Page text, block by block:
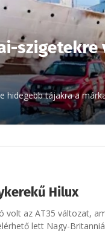
hidegebb tájakra a
Hilux
volt az AT35 változat,
lett Nagy-